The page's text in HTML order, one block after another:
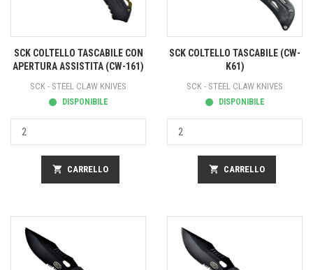
SCK COLTELLO TASCABILE CON
APERTURA ASSISTITA (CW-161)
SCK - STEEL CLAW KNIVES
DISPONIBILE
shopping_cart CARRELLO
SCK COLTELLO TASCABILE (CW-
K61)
SCK - STEEL CLAW KNIVES
DISPONIBILE
shopping_cart CARRELLO